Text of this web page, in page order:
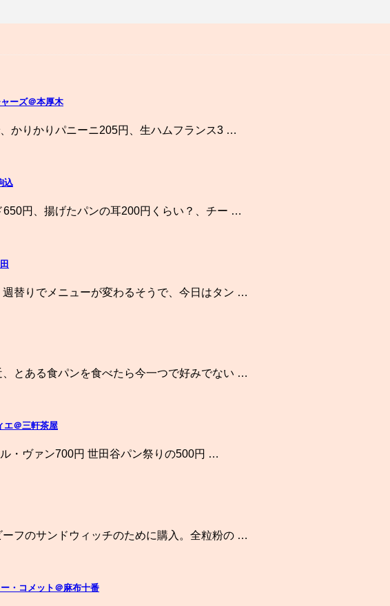
ーズ＠本厚木
かりかりパニーニ205円、生ハムフランス3 …
込
円、揚げたパンの耳200円くらい？、チー …
替りでメニューが変わるそうで、今日はタン …
とある食パンを食べたら今一つで好みでない …
エ＠三軒茶屋
・ヴァン700円 世田谷パン祭りの500円 …
フのサンドウィッチのために購入。全粒粉の …
・コメット＠麻布十番